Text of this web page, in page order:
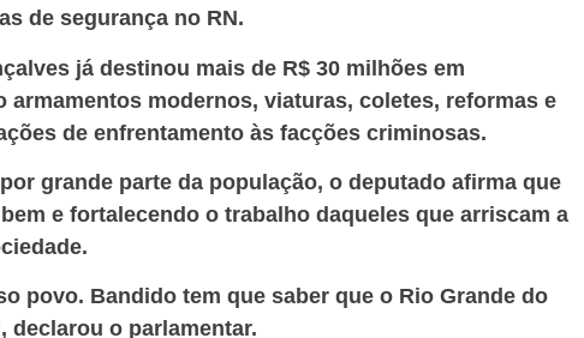
de segurança no RN.
já destinou mais de R$ 30 milhões em
armamentos modernos, viaturas, coletes, reformas e
de enfrentamento às facções criminosas.
grande parte da população, o deputado afirma que
e fortalecendo o trabalho daqueles que arriscam a
povo. Bandido tem que saber que o Rio Grande do
declarou o parlamentar.